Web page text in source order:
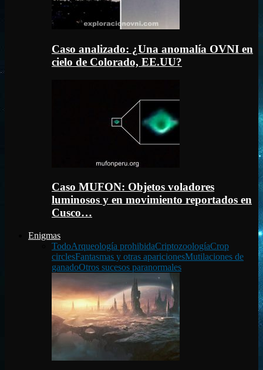
Caso analizado: ¿Una anomalía OVNI en
cielo de Colorado, EE.UU?
Caso MUFON: Objetos voladores
luminosos y en movimiento reportados en
Cusco…
Enigmas
TodoArqueología prohibidaCriptozoologíaCrop
circlesFantasmas y otras aparicionesMutilaciones de
ganadoOtros sucesos paranormales